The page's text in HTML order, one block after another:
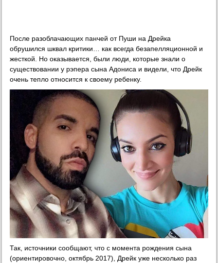
После разоблачающих панчей от Пуши на Дрейка
обрушился шквал критики… как всегда безапелляционной и
жесткой. Но оказывается, были люди, которые знали о
существовании у рэпера сына Адониса и видели, что Дрейк
очень тепло относится к своему ребенку.
Так, источники сообщают, что с момента рождения сына
(ориентировочно, октябрь 2017), Дрейк уже несколько раз